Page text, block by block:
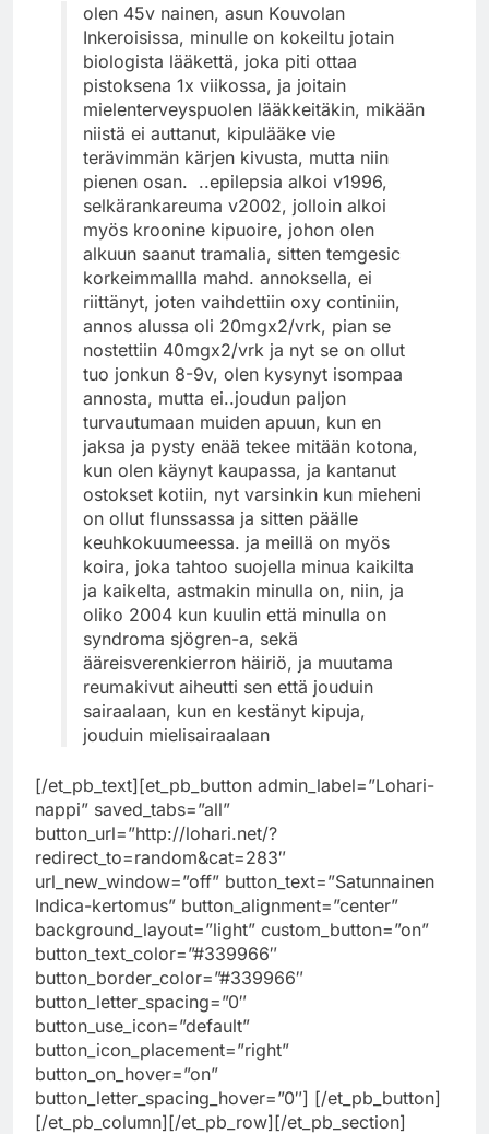
olen 45v nainen, asun Kouvolan
Inkeroisissa, minulle on kokeiltu jotain
biologista lääkettä, joka piti ottaa
pistoksena 1x viikossa, ja joitain
mielenterveyspuolen lääkkeitäkin, mikään
niistä ei auttanut, kipulääke vie
terävimmän kärjen kivusta, mutta niin
pienen osan. ..epilepsia alkoi v1996,
selkärankareuma v2002, jolloin alkoi
myös kroonine kipuoire, johon olen
alkuun saanut tramalia, sitten temgesic
korkeimmallla mahd. annoksella, ei
riittänyt, joten vaihdettiin oxy continiin,
annos alussa oli 20mgx2/vrk, pian se
nostettiin 40mgx2/vrk ja nyt se on ollut
tuo jonkun 8-9v, olen kysynyt isompaa
annosta, mutta ei..joudun paljon
turvautumaan muiden apuun, kun en
jaksa ja pysty enää tekee mitään kotona,
kun olen käynyt kaupassa, ja kantanut
ostokset kotiin, nyt varsinkin kun mieheni
on ollut flunssassa ja sitten päälle
keuhkokuumeessa. ja meillä on myös
koira, joka tahtoo suojella minua kaikilta
ja kaikelta, astmakin minulla on, niin, ja
oliko 2004 kun kuulin että minulla on
syndroma sjögren-a, sekä
ääreisverenkierron häiriö, ja muutama
reumakivut aiheutti sen että jouduin
sairaalaan, kun en kestänyt kipuja,
jouduin mielisairaalaan
[/et_pb_text][et_pb_button admin_label=”Lohari-
nappi” saved_tabs=”all”
button_url=”http://lohari.net/?
redirect_to=random&cat=283″
url_new_window=”off” button_text=”Satunnainen
Indica-kertomus” button_alignment=”center”
background_layout=”light” custom_button=”on”
button_text_color=”#339966″
button_border_color=”#339966″
button_letter_spacing=”0″
button_use_icon=”default”
button_icon_placement=”right”
button_on_hover=”on”
button_letter_spacing_hover=”0″] [/et_pb_button]
[/et_pb_column][/et_pb_row][/et_pb_section]